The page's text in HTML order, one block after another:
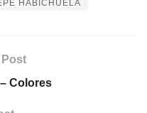
HABICHUELA
Colores